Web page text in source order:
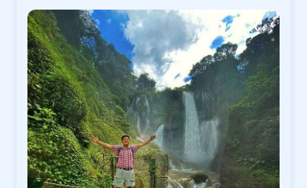
e
s
t
i
g
i
o
s
a
r
S
u
l
a
i
n
c
e
l
p
o
r
E
s